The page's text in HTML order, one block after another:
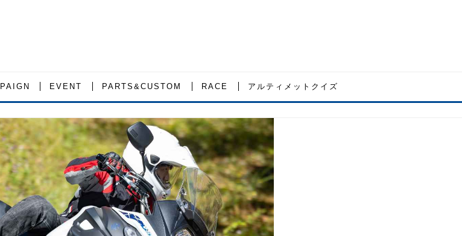
EVENT PARTS&CUSTOM RACE アルティメットクイズ